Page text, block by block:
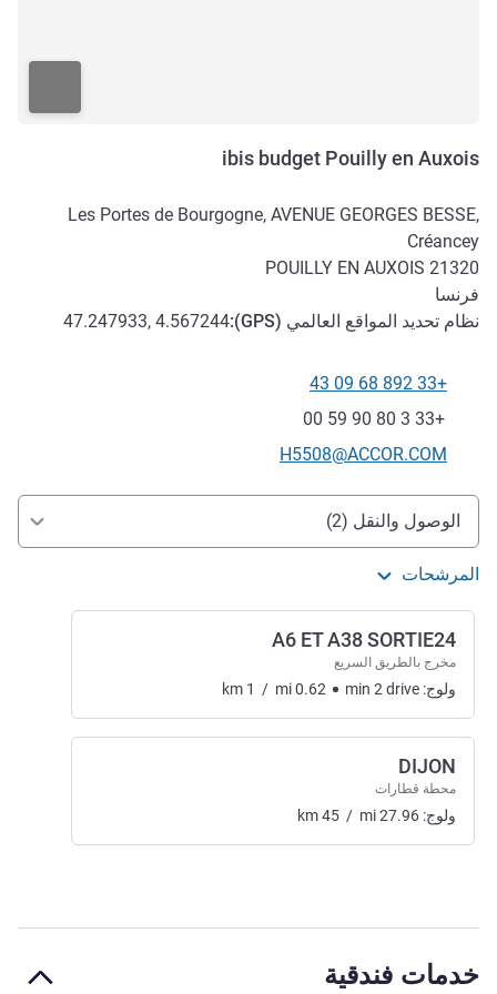
ibis budget Pouilly en Auxois
Les Portes de Bourgogne, AVENUE GEORGES BESSE,
Créancey
21320
POUILLY EN AUXOIS
فرنسا
نظام تحديد المواقع العالمي (GPS
):
47.247933, 4.567244
الهاتف
+33 892 68 09 43
فاكس
+33 3 80 90 59 00
تواصل معنا عبر البريد الإلكتروني
H5508@ACCOR.COM
الوصول والتنقل
الوصول والنقل (2)
المرشحات
A6 ET A38 SORTIE24
مخرج بالطريق السريع
ولوج: km 1 / mi0.62 min 2 drive
DIJON
محطة قطارات
ولوج: km45 / mi27.96
خدمات فندقية